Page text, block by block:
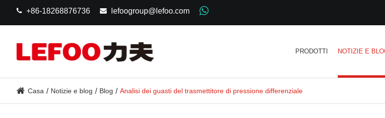
+86-18268876736 lefoogroup@lefoo.com
PRODOTTI NOTIZIE E
Casa Notizie e blog Blog Analisi dei guasti del trasmettitore di pressione differenziale